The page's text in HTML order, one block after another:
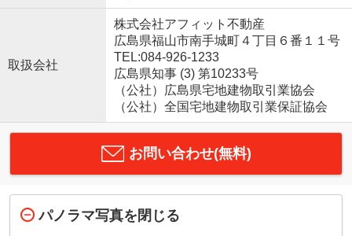
取扱会社
株式会社アフィット不動産
広島県福山市南手城町４丁目６番１１号
TEL:084-926-1233
広島県知事 (3) 第10233号
（公社）広島県宅地建物取引業協会
（公社）全国宅地建物取引業保証協会
お問い合わせ(無料)
パノラマ写真を閉じる